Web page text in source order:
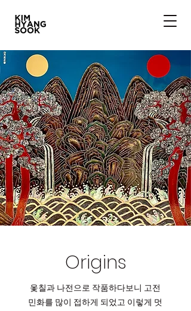
Origins
옻칠과 나전으로 작품하다보니 고전
민화를 많이 접하게 되었고 이렇게 멋